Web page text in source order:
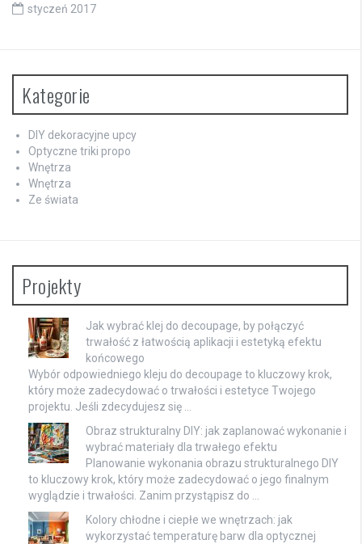
styczeń 2017
Kategorie
DIY dekoracyjne upcy
Optyczne triki propo
Wnętrza
Wnętrza
Ze świata
Projekty
Jak wybrać klej do decoupage, by połączyć
trwałość z łatwością aplikacji i estetyką efektu
końcowego
Wybór odpowiedniego kleju do decoupage to kluczowy krok,
który może zadecydować o trwałości i estetyce Twojego
projektu. Jeśli zdecydujesz się …
Obraz strukturalny DIY: jak zaplanować wykonanie i
wybrać materiały dla trwałego efektu
Planowanie wykonania obrazu strukturalnego DIY
to kluczowy krok, który może zadecydować o jego finalnym
wyglądzie i trwałości. Zanim przystąpisz do …
Kolory chłodne i ciepłe we wnętrzach: jak
wykorzystać temperaturę barw dla optycznej